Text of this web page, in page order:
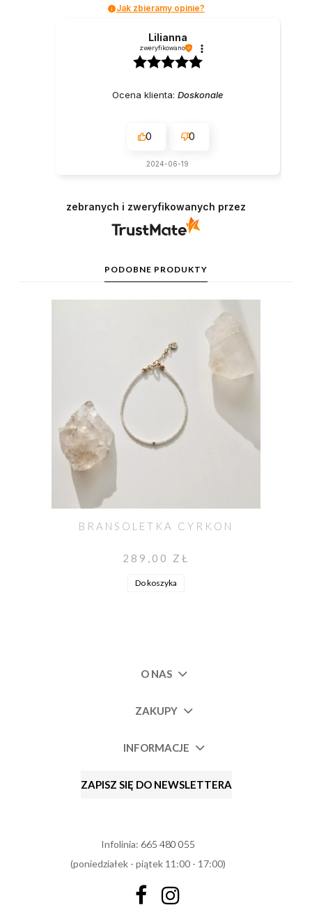
Jak zbieramy opinie?
Lilianna
zweryfikowano
Ocena klienta: Doskonale
0 0
2024-06-19
zebranych i zweryfikowanych przez
PODOBNE PRODUKTY
BRANSOLETKA CYRKON
289,00 ZŁ
Do koszyka
O NAS
ZAKUPY
INFORMACJE
ZAPISZ SIĘ DO NEWSLETTERA
Infolinia: 665 480 055
(poniedziałek - piątek 11:00 - 17:00)